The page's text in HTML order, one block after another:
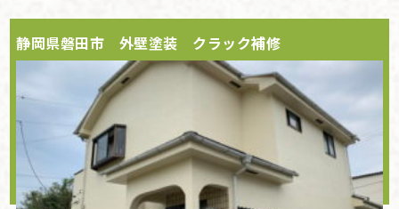
静岡県磐田市 外壁塗装 クラック補修